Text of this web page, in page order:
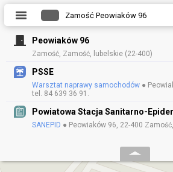
Peowiaków 96
Zamość, Zamość, lubelskie (22-400)
PSSE
Warsztat naprawy samochodów ●
tel. 84 639 36 91.
Powiatowa Stacja Sanitarno-
SANEPID ● Peowiaków 96, 22-400